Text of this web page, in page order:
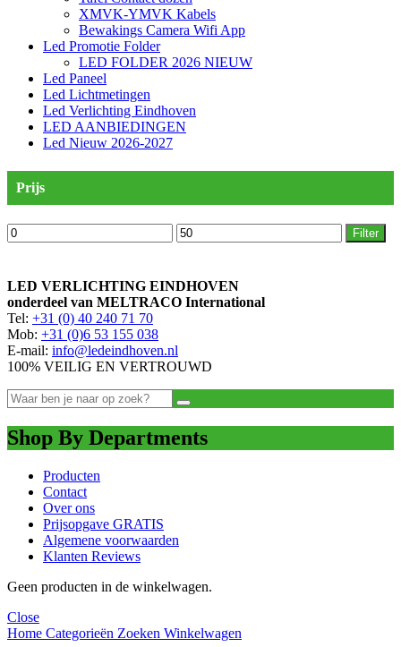
XMVK-YMVK Kabels
Bewakings Camera Wifi App
Led Promotie Folder
LED FOLDER 2026 NIEUW
Led Paneel
Led Lichtmetingen
Led Verlichting Eindhoven
LED AANBIEDINGEN
Led Nieuw 2026-2027
Prijs
Min.
prijs
Max.
prijs
Filter
LED VERLICHTING EINDHOVEN
onderdeel van MELTRACO International
Tel: +31 (0) 40 240 71 70
Mob: +31 (0)6 53 155 038
E-mail: info@ledeindhoven.nl
100% VEILIG EN VERTROUWD
Shop By Departments
Producten
Contact
Over ons
Prijsopgave GRATIS
Algemene voorwaarden
Klanten Reviews
Geen producten in de winkelwagen.
Close
Home Categorieën Zoeken Winkelwagen